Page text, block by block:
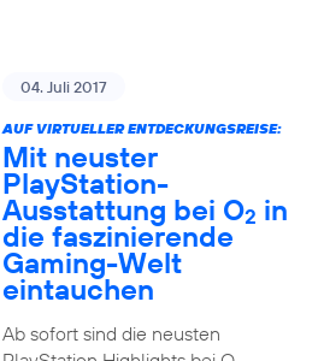
04. Juli 2017
AUF VIRTUELLER ENTDECKUNGSREISE:
Mit neuster
PlayStation-
Ausstattung bei O2 in
die faszinierende
Gaming-Welt
eintauchen
Ab sofort sind die neusten